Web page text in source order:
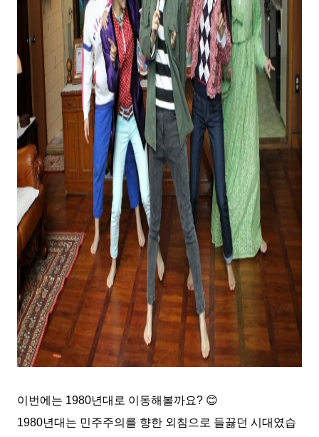
이번에는 1980년대로 이동해볼까요? 😊
1980년대는 민주주의를 향한 외침으로 들끓던 시대였습